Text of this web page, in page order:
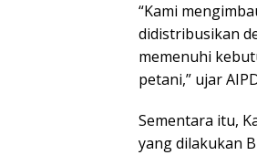
“Kami
didistribusikan
memenuhi
petani,” ujar
Sementara itu,
yang dilakukan